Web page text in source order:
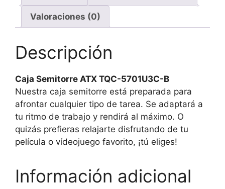
Valoraciones (0)
Descripción
Caja Semitorre ATX TQC-5701U3C-B
Nuestra caja semitorre está preparada para
afrontar cualquier tipo de tarea. Se adaptará a
tu ritmo de trabajo y rendirá al máximo. O
quizás prefieras relajarte disfrutando de tu
película o vídeojuego favorito, ¡tú eliges!
Información adicional